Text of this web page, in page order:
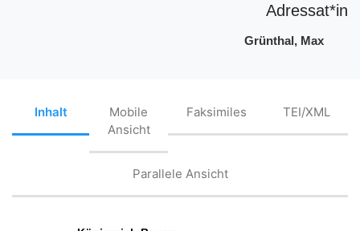
Adressat*in
Grünthal, Max
Inhalt
Mobile
Ansicht
Faksimiles TEI/XML
Parallele Ansicht